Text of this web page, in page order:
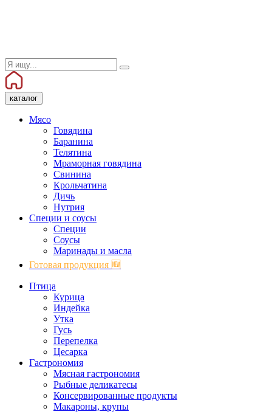
каталог
Мясо
Говядина
Баранина
Телятина
Мраморная говядина
Свинина
Крольчатина
Дичь
Нутрия
Специи и соусы
Специи
Соусы
Маринады и масла
Готовая продукция 🆕
Птица
Курица
Индейка
Утка
Гусь
Перепелка
Цесарка
Гастрономия
Мясная гастрономия
Рыбные деликатесы
Консервированные продукты
Макароны, крупы